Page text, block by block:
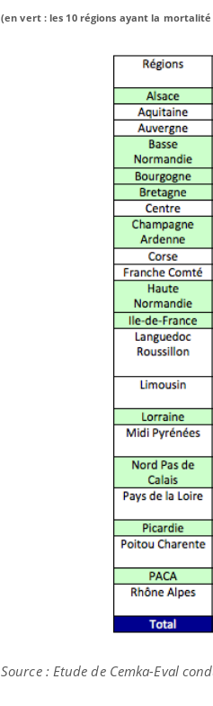
(en vert : les 10 régions ayant la
Source : Etude de Cemka-Eval